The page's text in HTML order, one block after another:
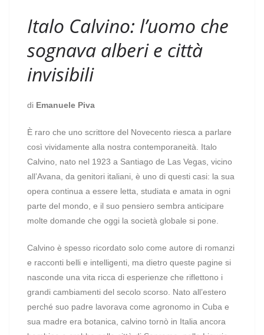
Italo Calvino: l’uomo che
sognava alberi e città
invisibili
di Emanuele Piva
È raro che uno scrittore del Novecento riesca a parlare
così vividamente alla nostra contemporaneità. Italo
Calvino, nato nel 1923 a Santiago de Las Vegas, vicino
all’Avana, da genitori italiani, è uno di questi casi: la sua
opera continua a essere letta, studiata e amata in ogni
parte del mondo, e il suo pensiero sembra anticipare
molte domande che oggi la società globale si pone.
Calvino è spesso ricordato solo come autore di romanzi
e racconti belli e intelligenti, ma dietro queste pagine si
nasconde una vita ricca di esperienze che riflettono i
grandi cambiamenti del secolo scorso. Nato all’estero
perché suo padre lavorava come agronomo in Cuba e
sua madre era botanica, calvino tornò in Italia ancora